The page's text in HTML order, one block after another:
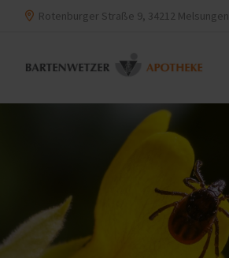
Rotenburger Straße 9, 34212 Melsungen